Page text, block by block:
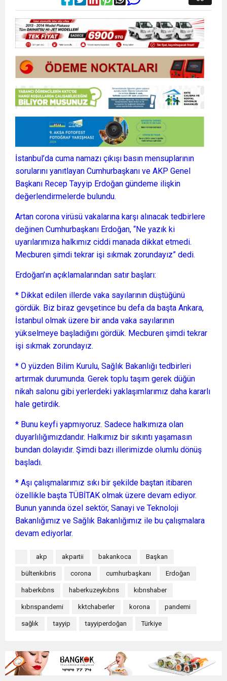
İstanbul’da cuma namazı çıkışı basın mensuplarının
sorularını yanıtlayan Cumhurbaşkanı ve AKP Genel
Başkanı Recep Tayyip Erdoğan gündeme ilişkin
değerlendirmelerde bulundu.
Artan corona virüsü vakalarına karşı alınacak tedbirlere
değinen Cumhurbaşkanı Erdoğan, “Ne yazık ki
uyarılarımıza halkımız ciddi manada dikkat etmedi.
Mecburen şimdi tekrar işi sıkmak zorundayız” dedi.
Erdoğan’ın açıklamalarından satır başları:
* Dikkat edilen illerde vaka sayılarının düştüğünü
gördük. Biz biraz gevşetince bu defa da başta Ankara,
İstanbul olmak üzere bir anda vaka sayılarının
yükselmeye başladığını gördük. Mecburen şimdi tekrar
işi sıkmak zorundayız.
* O yüzden Bilim Kurulu, Sağlık Bakanlığı tedbirleri
artırmak durumunda. Gerek toplu taşım gerek düğün
nikah salonu gibi yerlerdeki yaklaşımlarımız daha kararlı
hale getirdik.
* Bunu keyfi yapmıyoruz. Sadece halkımıza olan
duyarlılığımızdandır. Halkımız bir sıkıntı yaşamasın
bundan dolayıdır. Şimdi bazı illerimizde olumlu dönüş
başladı.
* Aşı çalışmalarımız sıkı bir şekilde baştan itibaren
özellikle başta TÜBİTAK olmak üzere devam ediyor.
Bunun yanında özel sektör, Sanayi ve Teknoloji
Bakanlığımız ve Sağlık Bakanlığımız ile bu çalışmalara
devam ediyorlar.
akp akpartii bakankoca Başkan
bültenkibris corona cumhurbaşkanı Erdoğan
haberkıbrıs haberkuzeykıbrıs kıbrıshaber
kıbrıspandemi kktchaberler korona pandemi
sağlık tayyip tayyiperdoğan Türkiye